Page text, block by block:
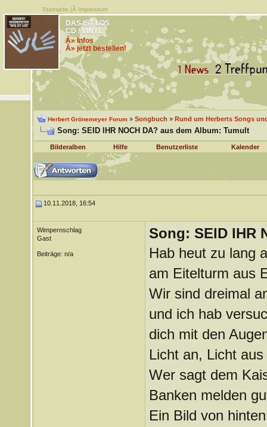
Startseite |Â Impressum
DAS IST LOS
CD / VINYL
Â» Infos
Â» jetzt bestellen!
Herbert Grönemeyer Forum» Songbuch » Rund um Herberts Songs
Song: SEID IHR NOCH DA? aus dem Album: Tumult
Bilderalben Hilfe Benutzerliste Kalender
10.11.2018, 16:54
Wimpernschlag
Gast
Beiträge: n/a
Song: SEID IHR
Hab heut zu lang
am Eitelturm aus
Wir sind dreimal
und ich hab
dich mit den
Licht an, Licht
Wer sagt dem
Banken melden
Ein Bild von